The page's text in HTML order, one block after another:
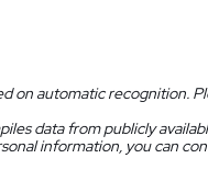
on automatic recognition.
data from publicly
information, you can